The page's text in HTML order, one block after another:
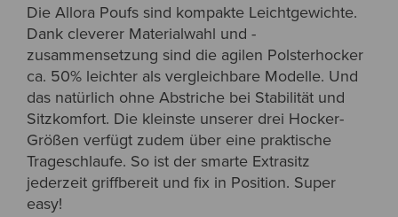
Die Allora Poufs sind kompakte Leichtgewichte.
Dank cleverer Materialwahl und -
zusammensetzung sind die agilen Polsterhocker
ca. 50% leichter als vergleichbare Modelle. Und
das natürlich ohne Abstriche bei Stabilität und
Sitzkomfort. Die kleinste unserer drei Hocker-
Größen verfügt zudem über eine praktische
Trageschlaufe. So ist der smarte Extrasitz
jederzeit griffbereit und fix in Position. Super
easy!